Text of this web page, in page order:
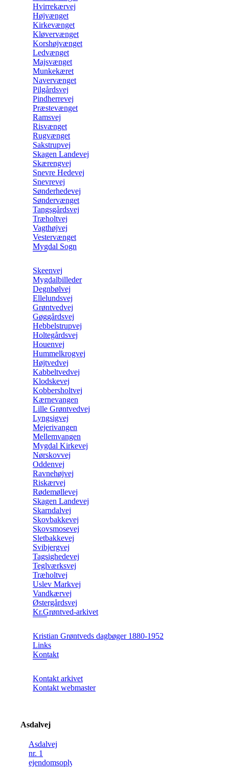
Hvirrekærvej
Højvænget
Kirkevænget
Kløvervænget
Korshøjvænget
Ledvænget
Majsvænget
Munkekæret
Navervænget
Pilgårdsvej
Pindherrevej
Præstevænget
Ramsvej
Risvænget
Rugvænget
Sakstrupvej
Skagen Landevej
Skærengvej
Snevre Hedevej
Snevrevej
Sønderhedevej
Søndervænget
Tangsgårdsvej
Træholtvej
Vagthøjvej
Vestervænget
Mygdal Sogn
Skeenvej
Mygdalbilleder
Degnbølvej
Ellelundsvej
Grøntvedvej
Gøggårdsvej
Hebbelstrupvej
Holtegårdsvej
Houenvej
Hummelkrogvej
Højtvedvej
Kabbeltvedvej
Klodskevej
Kobbersholtvej
Kærnevangen
Lille Grøntvedvej
Lyngsigvej
Mejerivangen
Mellemvangen
Mygdal Kirkevej
Nørskovvej
Oddenvej
Ravnehøjvej
Riskærvej
Rødemøllevej
Skagen Landevej
Skarndalvej
Skovbakkevej
Skovsmosevej
Sletbakkevej
Svibjergvej
Tagsighedevej
Teglværksvej
Træholtvej
Uslev Markvej
Vandkærvej
Østergårdsvej
Kr.Grøntved-arkivet
Kristian Grøntveds dagbøger 1880-1952
Links
Kontakt
Kontakt arkivet
Kontakt webmaster
Asdalvej
Asdalvej
nr. 1
ejendomsoplysning